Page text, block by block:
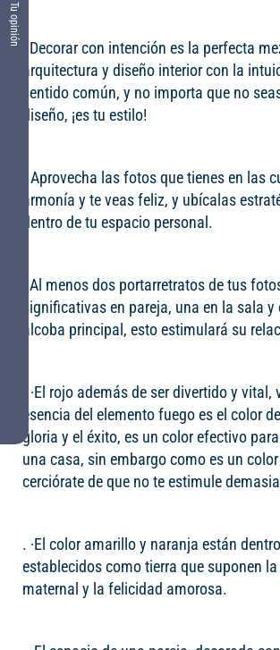
· Decorar con intención es la perfecta
arquitectura y diseño interior con la
sentido común, y no importa que no
diseño, ¡es tu estilo!
. Aprovecha las fotos que tienes en las
armonía y te veas feliz, y ubícalas
dentro de tu espacio personal.
· Al menos dos portarretratos de tus
significativas en pareja, una en la sala y
alcoba principal, esto estimulará su
. ·El rojo además de ser divertido y vital,
esencia del elemento fuego es el color
gloria y el éxito, es un color efectivo
una casa, sin embargo como es un
cerciórate de que no te estimule
. ·El color amarillo y naranja están
establecidos como tierra que suponen
maternal y la felicidad amorosa.
Tu opinión